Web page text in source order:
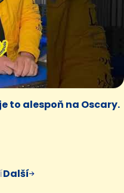
to alespoň na Oscary.
Další